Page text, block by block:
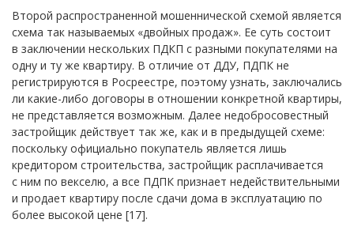
Второй распространенной мошеннической схемой является
схема так называемых «двойных продаж». Ее суть состоит
в заключении нескольких ПДКП с разными покупателями на
одну и ту же квартиру. В отличие от ДДУ, ПДПК не
регистрируются в Росреестре, поэтому узнать, заключались
ли какие-либо договоры в отношении конкретной квартиры,
не представляется возможным. Далее недобросовестный
застройщик действует так же, как и в предыдущей схеме:
поскольку официально покупатель является лишь
кредитором строительства, застройщик расплачивается
с ним по векселю, а все ПДПК признает недействительными
и продает квартиру после сдачи дома в эксплуатацию по
более высокой цене [17].